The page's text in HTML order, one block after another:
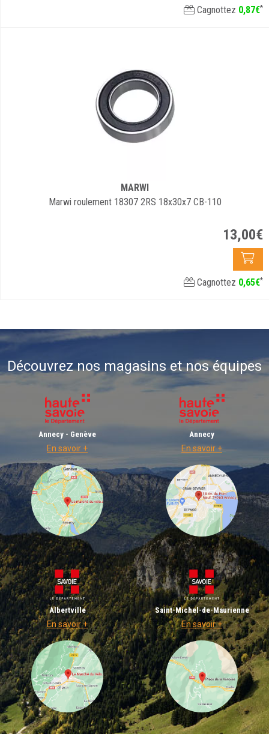
Cagnottez 0,87€*
MARWI
Marwi roulement 18307 2RS 18x30x7 CB-110
13,00€
Cagnottez 0,65€*
Découvrez nos magasins et nos équipes
Annecy - Genève
En savoir +
Annecy
En savoir +
Albertville
En savoir +
Saint-Michel-de-Maurienne
En savoir +